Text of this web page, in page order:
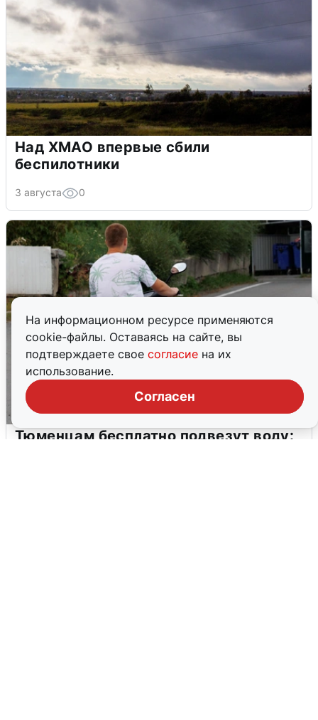
На информационном ресурсе применяются
cookie-файлы. Оставаясь на сайте, вы
подтверждаете свое согласие на их
использование.
Согласен
Над ХМАО впервые сбили
беспилотники
3 августа 0
Тюменцам бесплатно подвезут воду: